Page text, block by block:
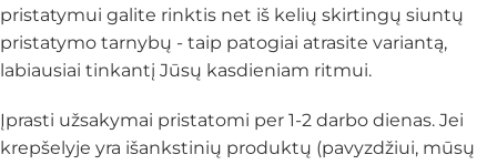
pristatymui galite rinktis net iš kelių skirtingų siuntų
pristatymo tarnybų - taip patogiai atrasite variantą,
labiausiai tinkantį Jūsų kasdieniam ritmui.
Įprasti užsakymai pristatomi per 1-2 darbo dienas. Jei
krepšelyje yra išankstinių produktų (pavyzdžiui, mūsų